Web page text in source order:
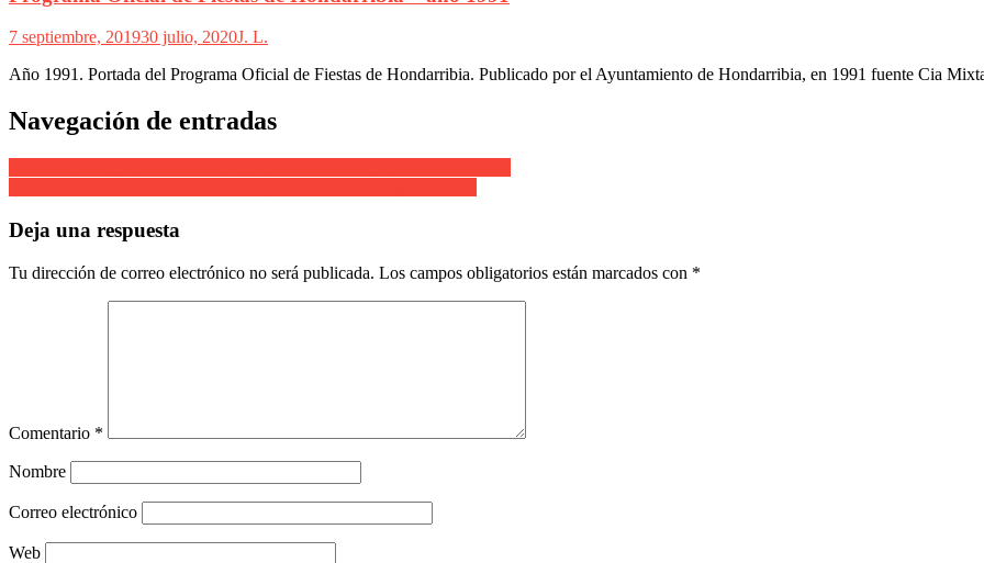
7 septiembre, 201930 julio, 2020J. L.
Año 1991. Portada del Programa Oficial de Fiestas de Hondarribia. Publicado por el Ayuntamiento de Hondarribia, en 1991 fuente Cia
Navegación de entradas
Deja una respuesta
Tu dirección de correo electrónico no será publicada. Los campos obligatorios están marcados con *
Comentario *
Nombre
Correo electrónico
Web